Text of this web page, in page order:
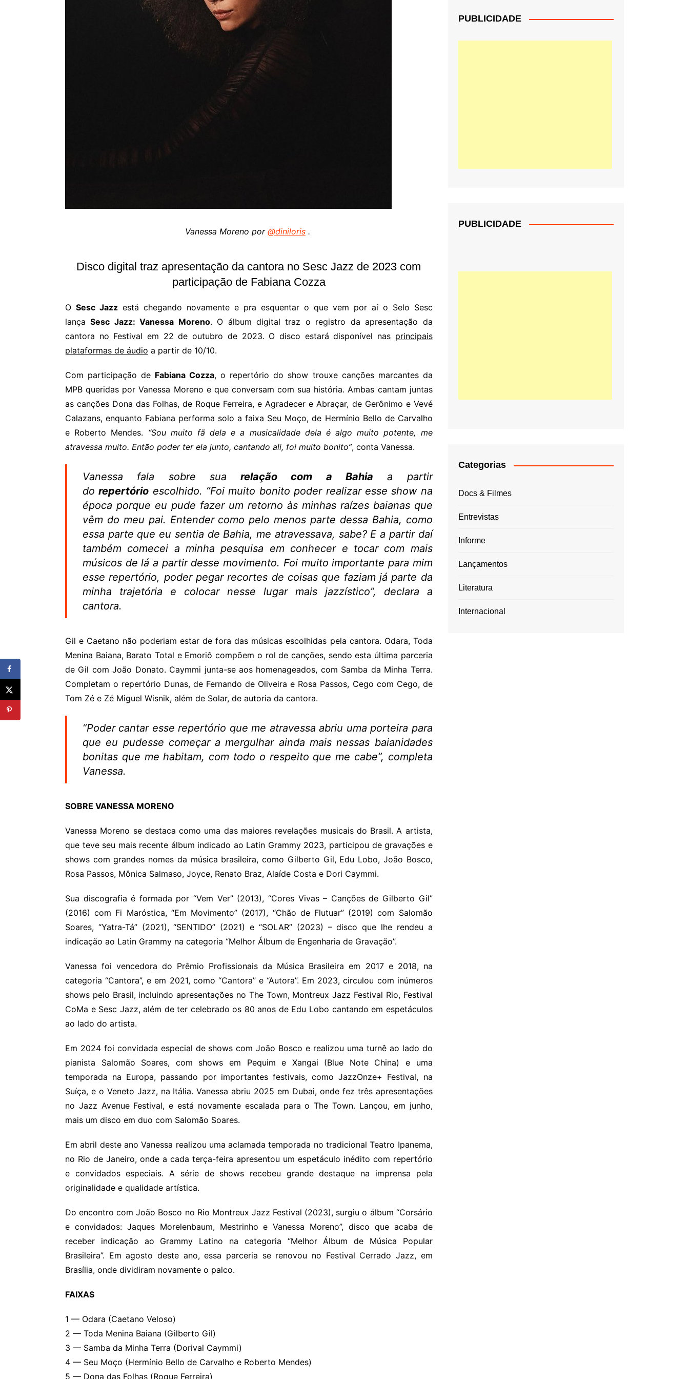
Vanessa Moreno por @diniloris.
Disco digital traz apresentação da cantora no Sesc Jazz de 2023 com
participação de Fabiana Cozza
O Sesc Jazzestá chegando novamente e pra esquentar o que vem por aí o Selo Sesc
lançaSesc Jazz: Vanessa Moreno. O álbum digital traz o registro da apresentação da
cantora no Festival em 22 de outubro de 2023. O disco estará disponível nas principais
plataformas de áudio a partir de 10/10.
Com participação de Fabiana Cozza, o repertório do show trouxe canções marcantes da
MPB queridas por Vanessa Moreno e que conversam com sua história. Ambas cantam juntas
as canções Dona das Folhas, de Roque Ferreira, e Agradecer e Abraçar, de Gerônimo e Vevé
Calazans, enquanto Fabiana performa solo a faixa Seu Moço, de Hermínio Bello de Carvalho
e Roberto Mendes. “Sou muito fã dela e a musicalidade dela é algo muito potente, me
atravessa muito. Então poder ter ela junto, cantando ali, foi muito bonito”, conta Vanessa.
Vanessa fala sobre suarelação com a Bahia a partir
dorepertório escolhido. “Foi muito bonito poder realizar esse show na
época porque eu pude fazer um retorno às minhas raízes baianas que
vêm do meu pai. Entender como pelo menos parte dessa Bahia, como
essa parte que eu sentia de Bahia, me atravessava, sabe? E a partir daí
também comecei a minha pesquisa em conhecer e tocar com mais
músicos de lá a partir desse movimento. Foi muito importante para mim
esse repertório, poder pegar recortes de coisas que faziam já parte da
minha trajetória e colocar nesse lugar mais jazzístico”, declara a
cantora.
Gil e Caetano não poderiam estar de fora das músicas escolhidas pela cantora. Odara, Toda
Menina Baiana, Barato Total e Emoriô compõem o rol de canções, sendo esta última parceria
de Gil com João Donato. Caymmi junta-se aos homenageados, com Samba da Minha Terra.
Completam o repertório Dunas, de Fernando de Oliveira e Rosa Passos, Cego com Cego, de
Tom Zé e Zé Miguel Wisnik, além de Solar, de autoria da cantora.
“Poder cantar esse repertório que me atravessa abriu uma porteira para
que eu pudesse começar a mergulhar ainda mais nessas baianidades
bonitas que me habitam, com todo o respeito que me cabe”, completa
Vanessa.
SOBRE VANESSA MORENO
Vanessa Moreno se destaca como uma das maiores revelações musicais do Brasil. A artista,
que teve seu mais recente álbum indicado ao Latin Grammy 2023, participou de gravações e
shows com grandes nomes da música brasileira, como Gilberto Gil, Edu Lobo, João Bosco,
Rosa Passos, Mônica Salmaso, Joyce, Renato Braz, Alaíde Costa e Dori Caymmi.
Sua discografia é formada por “Vem Ver” (2013), “Cores Vivas – Canções de Gilberto Gil”
(2016) com Fi Maróstica, “Em Movimento” (2017), “Chão de Flutuar” (2019) com Salomão
Soares, “Yatra-Tá” (2021), “SENTIDO” (2021) e “SOLAR” (2023) – disco que lhe rendeu a
indicação ao Latin Grammy na categoria “Melhor Álbum de Engenharia de Gravação”.
Vanessa foi vencedora do Prêmio Profissionais da Música Brasileira em 2017 e 2018, na
categoria “Cantora”, e em 2021, como “Cantora” e “Autora”. Em 2023, circulou com inúmeros
shows pelo Brasil, incluindo apresentações no The Town, Montreux Jazz Festival Rio, Festival
CoMa e Sesc Jazz, além de ter celebrado os 80 anos de Edu Lobo cantando em espetáculos
ao lado do artista.
Em 2024 foi convidada especial de shows com João Bosco e realizou uma turnê ao lado do
pianista Salomão Soares, com shows em Pequim e Xangai (Blue Note China) e uma
temporada na Europa, passando por importantes festivais, como JazzOnze+ Festival, na
Suíça, e o Veneto Jazz, na Itália. Vanessa abriu 2025 em Dubai, onde fez três apresentações
no Jazz Avenue Festival, e está novamente escalada para o The Town. Lançou, em junho,
mais um disco em duo com Salomão Soares.
Em abril deste ano Vanessa realizou uma aclamada temporada no tradicional Teatro Ipanema,
no Rio de Janeiro, onde a cada terça-feira apresentou um espetáculo inédito com repertório
e convidados especiais. A série de shows recebeu grande destaque na imprensa pela
originalidade e qualidade artística.
Do encontro com João Bosco no Rio Montreux Jazz Festival (2023), surgiu o álbum “Corsário
e convidados: Jaques Morelenbaum, Mestrinho e Vanessa Moreno”, disco que acaba de
receber indicação ao Grammy Latino na categoria “Melhor Álbum de Música Popular
Brasileira”. Em agosto deste ano, essa parceria se renovou no Festival Cerrado Jazz, em
Brasília, onde dividiram novamente o palco.
FAIXAS
1 — Odara (Caetano Veloso)
2 — Toda Menina Baiana (Gilberto Gil)
3 — Samba da Minha Terra (Dorival Caymmi)
4 — Seu Moço (Hermínio Bello de Carvalho e Roberto Mendes)
5 — Dona das Folhas (Roque Ferreira)
PUBLICIDADE
PUBLICIDADE
Categorias
Docs & Filmes
Entrevistas
Informe
Lançamentos
Literatura
Internacional